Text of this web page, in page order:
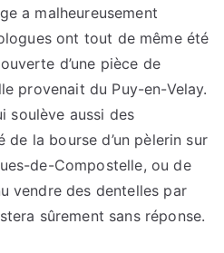
a malheureusement
ont tout de même été
d’une pièce de
provenait du Puy-en-Velay.
soulève aussi des
la bourse d’un pèlerin sur
de-Compostelle, ou de
vendre des dentelles par
sûrement sans réponse.